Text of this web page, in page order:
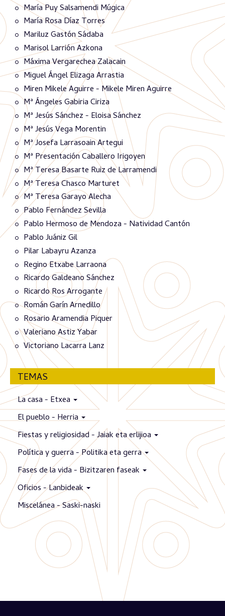
María Puy Salsamendi Múgica
María Rosa Díaz Torres
Mariluz Gastón Sádaba
Marisol Larrión Azkona
Máxima Vergarechea Zalacain
Miguel Ángel Elizaga Arrastia
Miren Mikele Aguirre - Mikele Miren Aguirre
Mª Ángeles Gabiria Ciriza
Mª Jesús Sánchez - Eloisa Sánchez
Mª Jesús Vega Morentin
Mª Josefa Larrasoain Artegui
Mª Presentación Caballero Irigoyen
Mª Teresa Basarte Ruiz de Larramendi
Mª Teresa Chasco Marturet
Mª Teresa Garayo Alecha
Pablo Fernández Sevilla
Pablo Hermoso de Mendoza - Natividad Cantón
Pablo Juániz Gil
Pilar Labayru Azanza
Regino Etxabe Larraona
Ricardo Galdeano Sánchez
Ricardo Ros Arrogante
Román Garín Arnedillo
Rosario Aramendia Piquer
Valeriano Astiz Yabar
Victoriano Lacarra Lanz
TEMAS
La casa - Etxea
El pueblo - Herria
Fiestas y religiosidad - Jaiak eta erlijioa
Política y guerra - Politika eta gerra
Fases de la vida - Bizitzaren faseak
Oficios - Lanbideak
Miscelánea - Saski-naski